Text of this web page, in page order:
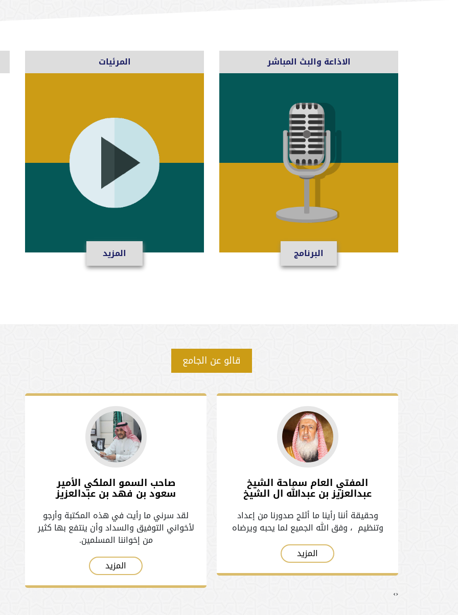
الاذاعة والبث المباشر
البرنامج
المرئيات
المزيد
قالو عن الجامع
المفتي العام سماحة الشيخ
عبدالعزيز بن عبدالله ال الشيخ
وحقيقة أننا رأينا ما أثلج صدورنا من إعداد
وتنظيم ، وفق الله الجميع لما يحبه ويرضاه
المزيد
صاحب السمو الملكي الأمير
سعود بن فهد بن عبدالعزيز
لقد سرني ما رأيت في هذه المكتبة وأرجو
لأخواني التوفيق والسداد وأن ينتفع بها كثير
من إخواننا المسلمين.
المزيد
‹
›